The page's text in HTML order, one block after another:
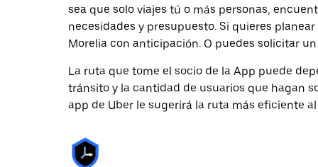
sea que solo viajes tú o más personas,
necesidades y presupuesto. Si quieres
Morelia con anticipación. O puedes solicitar
La ruta que tome el socio de la App puede
tránsito y la cantidad de usuarios que hagan
app de Uber le sugerirá la ruta más eficiente